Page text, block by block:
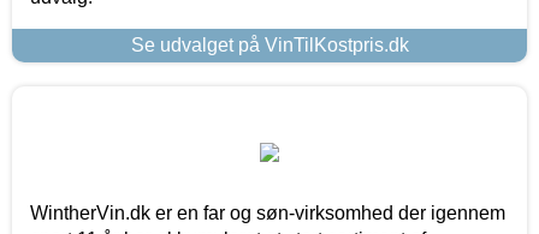
Se udvalget på VinTilKostpris.dk
WintherVin.dk er en far og søn-virksomhed der igennem